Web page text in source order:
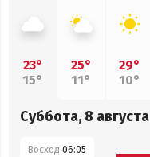
23°
15°
25°
11°
29°
10°
Суббота, 8 августа
Восход:06:05